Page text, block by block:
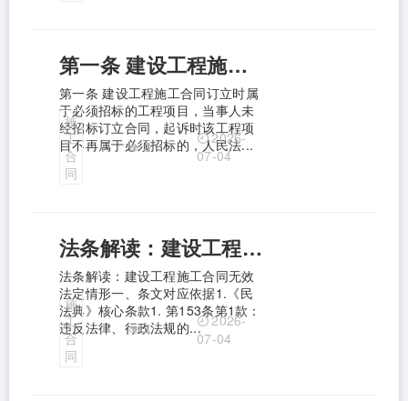
第一条 建设工程施工合同订立时属于必须招标的工程项目，当事人未经招标订立合同，起诉时该工程项目不再属于必须招标的，人民法院不应仅以未招标而认定合同无效。 【条文主旨】 本条是 关于“应招未招”合同效力认定的规定。 【条文解读】 本条与《建工解释一》第一条、《建工解释二》第二条共同构建了招标投标对合同效力影响的规则体系。 本条明确订立合同时属于必须招标的项目虽未招标，但起诉时已不再属于必须招标的项目，合同不再因“应招未招”而无效。 《建工解释一》第一条规定，建设工程必须进行招标而未招标
第一条 建设工程施工合同订立时属
于必须招标的工程项目，当事人未
经招标订立合同，起诉时该工程项
目不再属于必须招标的，人民法...
施
工
合
同
3
2026-
07-04
法条解读：建设工程施工合同无效法定情形
法条解读：建设工程施工合同无效
法定情形一、条文对应依据1.《民
法典》核心条款1. 第153条第1款：
违反法律、行政法规的...
施
工
合
同
4
2026-
07-04